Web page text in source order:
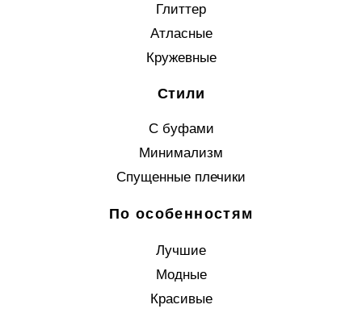
Глиттер
Атласные
Кружевные
Стили
С буфами
Минимализм
Спущенные плечики
По особенностям
Лучшие
Модные
Красивые